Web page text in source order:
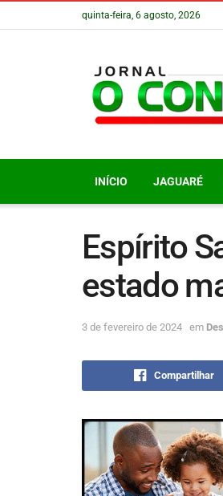
quinta-feira, 6 agosto, 2026
INÍCIO JAGUARÉ
Espírito
estado
3 de fevereiro de 2024 em
Compartilhar